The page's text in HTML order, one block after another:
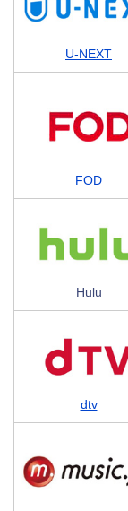
U-NEXT
FOD
Hulu
dtv